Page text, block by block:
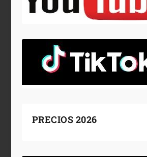
PRECIOS 2026